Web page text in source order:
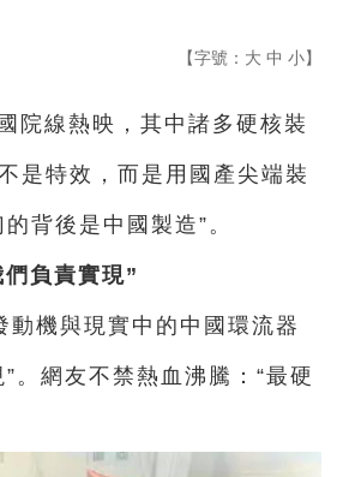
【字號： 大 中 小】
院線熱映， 其中諸多硬核裝
是特效， 而是用國產尖端裝
背後是中國製造”。
負責實現”
動機與現實中的中國環流器
。 網友不禁熱血沸騰： “最硬